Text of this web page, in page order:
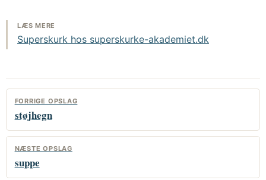
LÆS MERE
Superskurk hos superskurke-akademiet.dk
FORRIGE OPSLAG
støjhegn
NÆSTE OPSLAG
suppe